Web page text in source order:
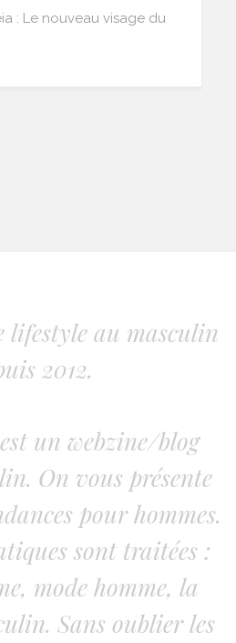
: Le nouveau visage du
lifestyle au masculin
2012.
un webzine/blog
On vous présente
pour hommes.
sont traitées :
mode homme, la
Sans oublier les